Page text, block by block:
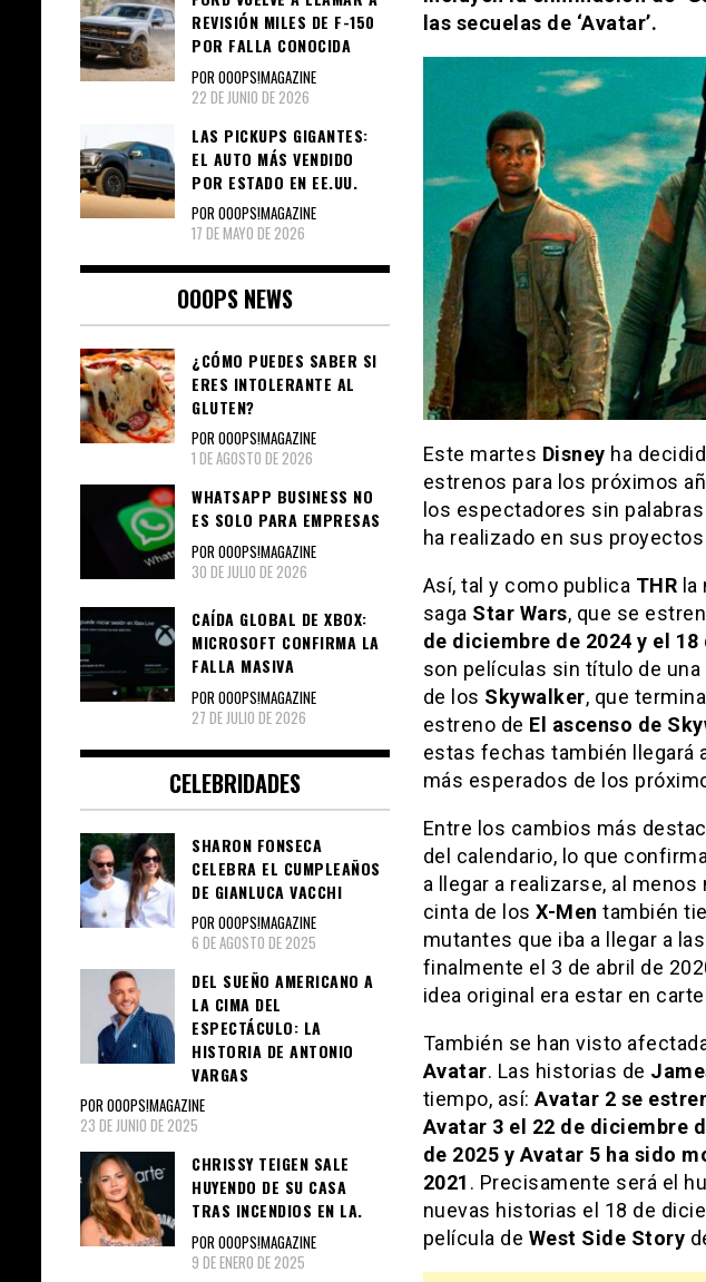
las secuelas de ‘Avatar’.
Este martes Disney ha
estrenos para los próximos
los espectadores sin
ha realizado en sus
Así, tal y como publica THR la
saga Star Wars, que se
de diciembre de 2024 y el
son películas sin título de
de los Skywalker, que
estreno de El ascenso de
estas fechas también llegará
más esperados de los
Entre los cambios más
del calendario, lo que
a llegar a realizarse, al
cinta de los X-Men también
mutantes que iba a llegar a
finalmente el 3 de abril de
idea original era estar en
También se han visto
Avatar. Las historias de
tiempo, así: Avatar 2 se
Avatar 3 el 22 de diciembre
de 2025 y Avatar 5 ha sido
2021 . Precisamente será el
nuevas historias el 18 de
película de West Side Story
REVISIÓN MILES DE F-150
POR FALLA CONOCIDA
POR OOOPS!MAGAZINE
22 DE JUNIO DE 2026
LAS PICKUPS GIGANTES:
EL AUTO MÁS VENDIDO
POR ESTADO EN EE.UU.
POR OOOPS!MAGAZINE
17 DE MAYO DE 2026
OOOPS NEWS
¿CÓMO PUEDES SABER SI
ERES INTOLERANTE AL
GLUTEN?
POR OOOPS!MAGAZINE
1 DE AGOSTO DE 2026
WHATSAPP BUSINESS NO
ES SOLO PARA EMPRESAS
POR OOOPS!MAGAZINE
30 DE JULIO DE 2026
CAÍDA GLOBAL DE XBOX:
MICROSOFT CONFIRMA LA
FALLA MASIVA
POR OOOPS!MAGAZINE
27 DE JULIO DE 2026
CELEBRIDADES
SHARON FONSECA
CELEBRA EL CUMPLEAÑOS
DE GIANLUCA VACCHI
POR OOOPS!MAGAZINE
6 DE AGOSTO DE 2025
DEL SUEÑO AMERICANO A
LA CIMA DEL
ESPECTÁCULO: LA
HISTORIA DE ANTONIO
VARGAS
POR OOOPS!MAGAZINE
23 DE JUNIO DE 2025
CHRISSY TEIGEN SALE
HUYENDO DE SU CASA
TRAS INCENDIOS EN LA.
POR OOOPS!MAGAZINE
9 DE ENERO DE 2025